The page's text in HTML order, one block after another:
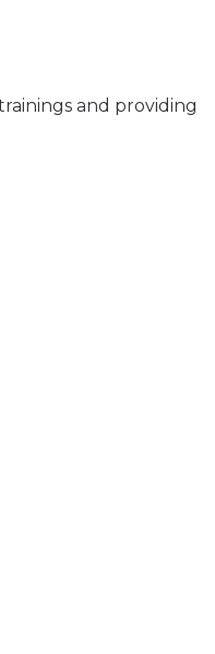
and providing